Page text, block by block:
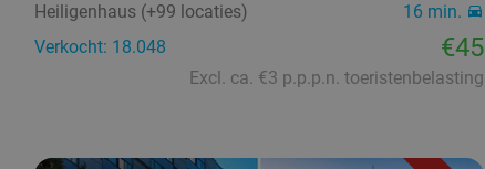
Heiligenhaus (+99 locaties)
16 min.
Verkocht: 18.048
€45
Excl. ca. €3 p.p.p.n. toeristenbelasting